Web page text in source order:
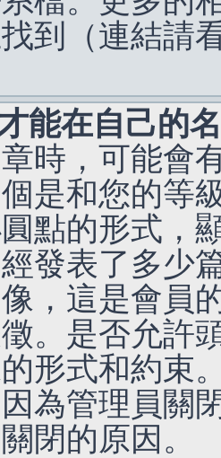
到（連結請
能在自己的
時，可能會
是和您的等
點的形式，
發表了多少
，這是會員
。是否允許
形式和約束
為管理員關
閉的原因。